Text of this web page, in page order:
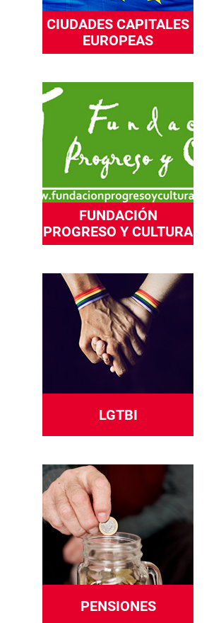
CIUDADES CAPITALES
EUROPEAS
FUNDACIÓN
PROGRESO Y CULTURA
LGTBI
PENSIONES